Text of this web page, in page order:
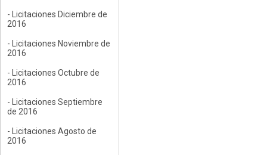
- Licitaciones Diciembre de
2016
- Licitaciones Noviembre de
2016
- Licitaciones Octubre de
2016
- Licitaciones Septiembre
de 2016
- Licitaciones Agosto de
2016